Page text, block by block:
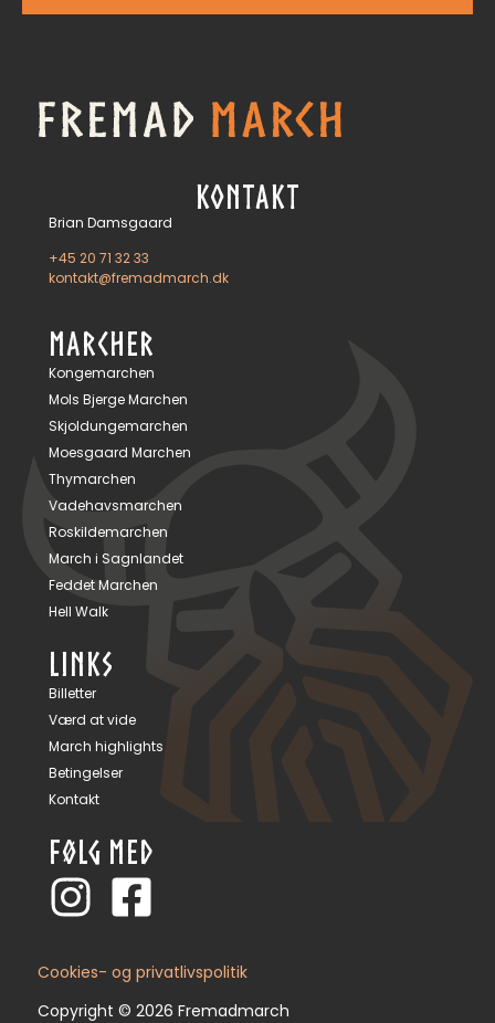
KONTAKT
Brian Damsgaard
+45 20 71 32 33
kontakt@fremadmarch.dk
MARCHER
Kongemarchen
Mols Bjerge Marchen
Skjoldungemarchen
Moesgaard Marchen
Thymarchen
Vadehavsmarchen
Roskildemarchen
March i Sagnlandet
Feddet Marchen
Hell Walk
LINKS
Billetter
Værd at vide
March highlights
Betingelser
Kontakt
FØLG MED
Cookies- og privatlivspolitik
Copyright © 2026 Fremadmarch